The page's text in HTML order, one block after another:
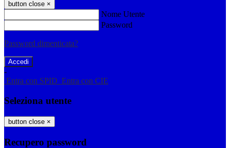
button close ×
Nome Utente
Password
Password dimenticata?
-
Entra con SPID Entra con CIE
Seleziona utente
button close ×
Recupero password